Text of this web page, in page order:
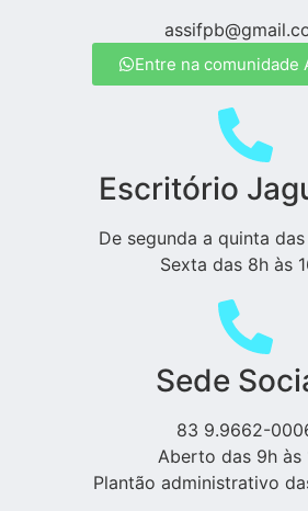
Entre na comunidade
Escritório
De segunda a quinta das
Sexta das 8h às
Sede
83 9.9662-
Aberto das 9h às
Plantão administrativo